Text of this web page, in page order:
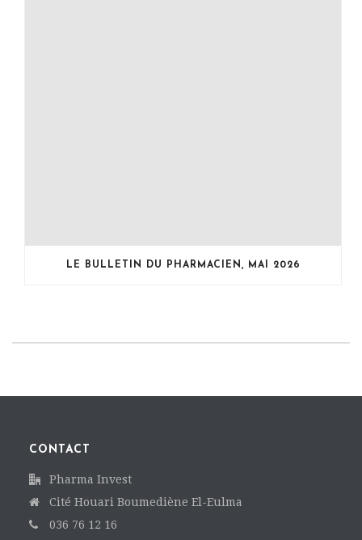
LE BULLETIN DU PHARMACIEN, MAI 2026
CONTACT
Pharma Invest
Cité Houari Boumediène El-Eulma
036 76 12 16